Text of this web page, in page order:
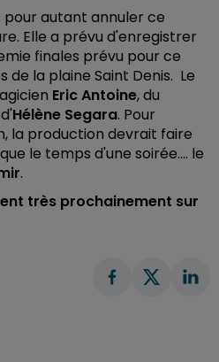
pour autant annuler ce
Elle a prévu d'enregistrer
finales prévu pour ce
de la plaine Saint Denis. Le
Eric Antoine, du
Hélène Segara. Pour
la production devrait faire
le temps d'une soirée.... le
.
très prochainement sur